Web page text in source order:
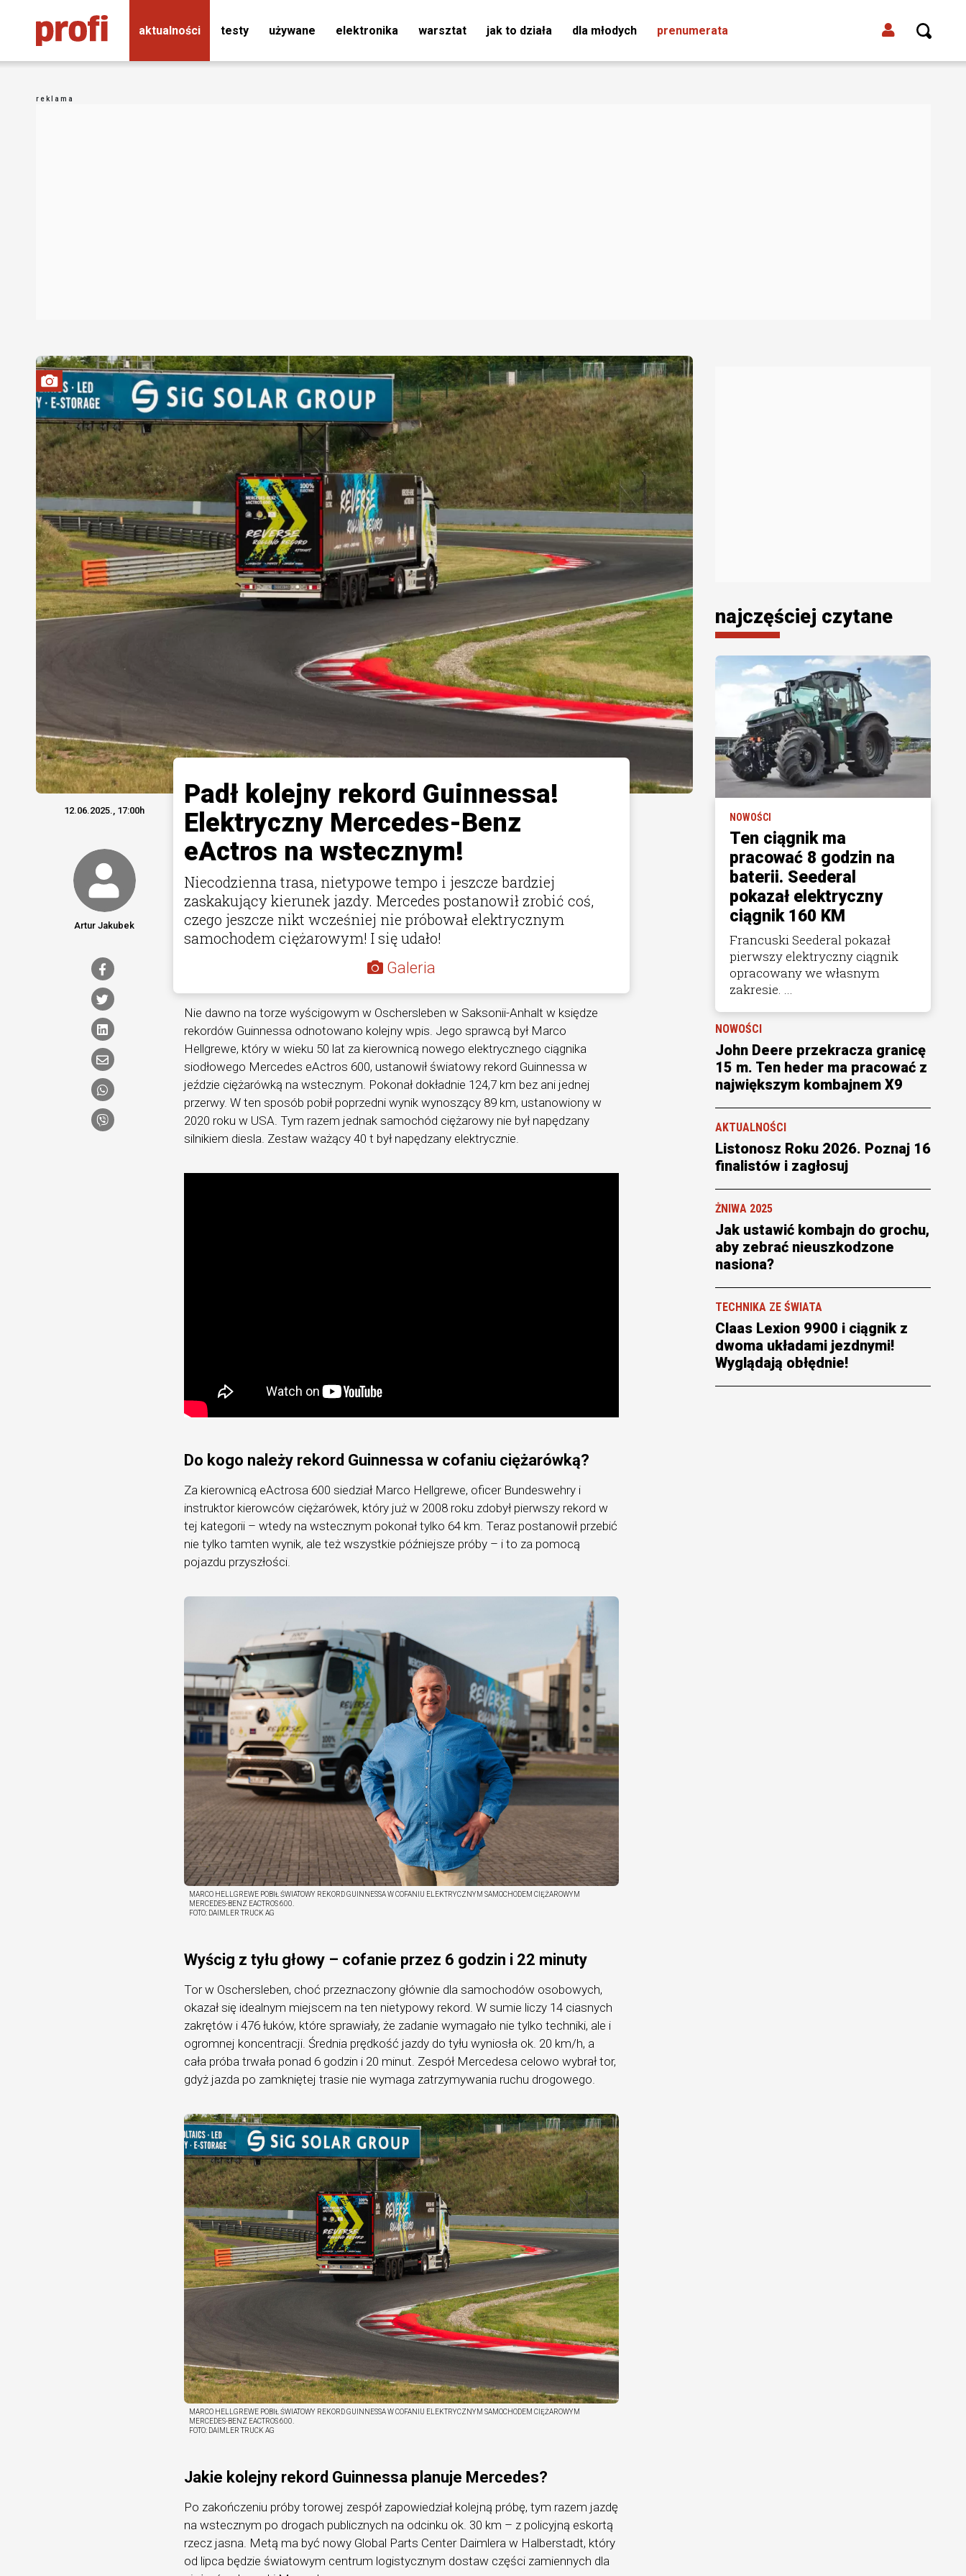
aktualności testy używane elektronika warsztat jak to działa dla młodych prenumerata
Padł kolejny rekord Guinnessa!
Elektryczny Mercedes-Benz
eActros na wstecznym!
Niecodzienna trasa, nietypowe tempo i jeszcze bardziej
zaskakujący kierunek jazdy. Mercedes postanowił zrobić coś,
czego jeszcze nikt wcześniej nie próbował elektrycznym
samochodem ciężarowym! I się udało!
Galeria
12.06.2025., 17:00h
Artur Jakubek
Nie dawno na torze wyścigowym w Oschersleben w Saksonii-Anhalt w księdze
rekordów Guinnessa odnotowano kolejny wpis. Jego sprawcą był Marco
Hellgrewe, który w wieku 50 lat za kierownicą nowego elektrycznego ciągnika
siodłowego Mercedes eActros 600, ustanowił światowy rekord Guinnessa w
jeździe ciężarówką na wstecznym. Pokonał dokładnie 124,7 km bez ani jednej
przerwy. W ten sposób pobił poprzedni wynik wynoszący 89 km, ustanowiony w
2020 roku w USA. Tym razem jednak samochód ciężarowy nie był napędzany
silnikiem diesla. Zestaw ważący 40 t był napędzany elektrycznie.
Do kogo należy rekord Guinnessa w cofaniu ciężarówką?
Za kierownicą eActrosa 600 siedział Marco Hellgrewe, oficer Bundeswehry i
instruktor kierowców ciężarówek, który już w 2008 roku zdobył pierwszy rekord w
tej kategorii – wtedy na wstecznym pokonał tylko 64 km. Teraz postanowił przebić
nie tylko tamten wynik, ale też wszystkie późniejsze próby – i to za pomocą
pojazdu przyszłości.
MARCO HELLGREWE POBIŁ ŚWIATOWY REKORD GUINNESSA W COFANIU ELEKTRYCZNYM SAMOCHODEM CIĘŻAROWYM
MERCEDES-BENZ EACTROS 600.
FOTO: DAIMLER TRUCK AG
Wyścig z tyłu głowy – cofanie przez 6 godzin i 22 minuty
Tor w Oschersleben, choć przeznaczony głównie dla samochodów osobowych,
okazał się idealnym miejscem na ten nietypowy rekord. W sumie liczy 14 ciasnych
zakrętów i 476 łuków, które sprawiały, że zadanie wymagało nie tylko techniki, ale i
ogromnej koncentracji. Średnia prędkość jazdy do tyłu wyniosła ok. 20 km/h, a
cała próba trwała ponad 6 godzin i 20 minut. Zespół Mercedesa celowo wybrał tor,
gdyż jazda po zamkniętej trasie nie wymaga zatrzymywania ruchu drogowego.
MARCO HELLGREWE POBIŁ ŚWIATOWY REKORD GUINNESSA W COFANIU ELEKTRYCZNYM SAMOCHODEM CIĘŻAROWYM
MERCEDES-BENZ EACTROS 600.
FOTO: DAIMLER TRUCK AG
Jakie kolejny rekord Guinnessa planuje Mercedes?
Po zakończeniu próby torowej zespół zapowiedział kolejną próbę, tym razem jazdę
na wstecznym po drogach publicznych na odcinku ok. 30 km – z policyjną eskortą
rzecz jasna. Metą ma być nowy Global Parts Center Daimlera w Halberstadt, który
od lipca będzie światowym centrum logistycznym dostaw części zamiennych dla
najczęściej czytane
NOWOŚCI
Ten ciągnik ma
pracować 8 godzin na
baterii. Seederal
pokazał elektryczny
ciągnik 160 KM
Francuski Seederal pokazał
pierwszy elektryczny ciągnik
opracowany we własnym
zakresie. ...
NOWOŚCI
John Deere przekracza granicę
15 m. Ten heder ma pracować z
największym kombajnem X9
AKTUALNOŚCI
Listonosz Roku 2026. Poznaj 16
finalistów i zagłosuj
ŻNIWA 2025
Jak ustawić kombajn do grochu,
aby zebrać nieuszkodzone
nasiona?
TECHNIKA ZE ŚWIATA
Claas Lexion 9900 i ciągnik z
dwoma układami jezdnymi!
Wyglądają obłędnie!